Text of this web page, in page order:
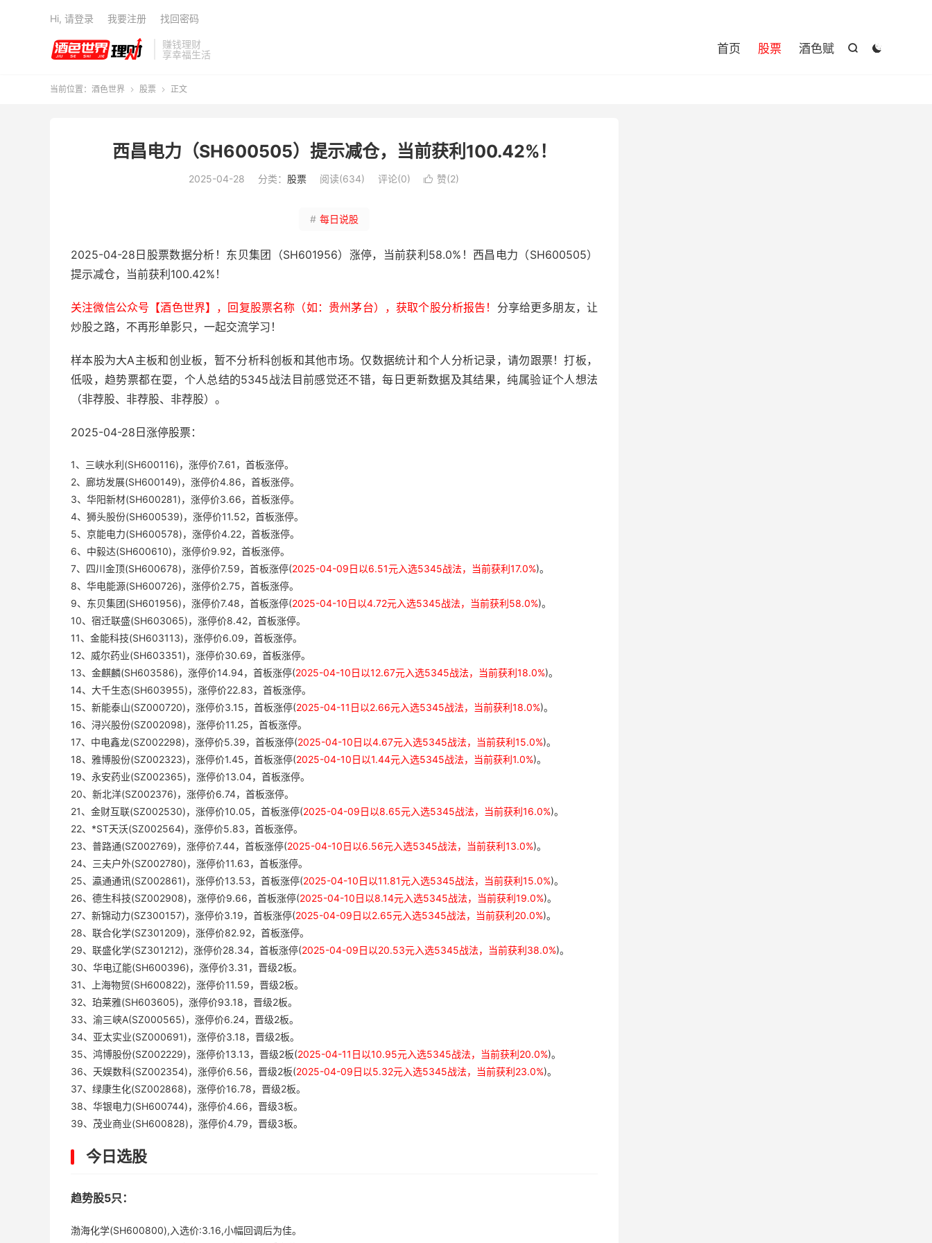
赚钱理财
享幸福生活


首页 股票 酒色赋
Hi, 请登录 我要注册 找回密码
当前位置： 酒色世界  股票  正文
西昌电力（SH600505）提示减仓，当前获利100.42%！
2025-04-28 分类： 股票 阅读(634) 评论(0)  赞(2)
# 每日说股
2025-04-28日股票数据分析！东贝集团（SH601956）涨停，当前获利58.0%！西昌电力（SH600505）
提示减仓，当前获利100.42%！
关注微信公众号【酒色世界】，回复股票名称（如：贵州茅台），获取个股分析报告！ 分享给更多朋友，让
炒股之路，不再形单影只，一起交流学习！
样本股为大A主板和创业板，暂不分析科创板和其他市场。仅数据统计和个人分析记录，请勿跟票！打板，
低吸，趋势票都在耍，个人总结的5345战法目前感觉还不错，每日更新数据及其结果，纯属验证个人想法
（非荐股、非荐股、非荐股）。
2025-04-28日涨停股票：
1、三峡水利(SH600116)，涨停价7.61，首板涨停。
2、廊坊发展(SH600149)，涨停价4.86，首板涨停。
3、华阳新材(SH600281)，涨停价3.66，首板涨停。
4、狮头股份(SH600539)，涨停价11.52，首板涨停。
5、京能电力(SH600578)，涨停价4.22，首板涨停。
6、中毅达(SH600610)，涨停价9.92，首板涨停。
7、四川金顶(SH600678)，涨停价7.59，首板涨停(2025-04-09日以6.51元入选5345战法，当前获利17.0%)。
8、华电能源(SH600726)，涨停价2.75，首板涨停。
9、东贝集团(SH601956)，涨停价7.48，首板涨停(2025-04-10日以4.72元入选5345战法，当前获利58.0%)。
10、宿迁联盛(SH603065)，涨停价8.42，首板涨停。
11、金能科技(SH603113)，涨停价6.09，首板涨停。
12、威尔药业(SH603351)，涨停价30.69，首板涨停。
13、金麒麟(SH603586)，涨停价14.94，首板涨停(2025-04-10日以12.67元入选5345战法，当前获利18.0%)。
14、大千生态(SH603955)，涨停价22.83，首板涨停。
15、新能泰山(SZ000720)，涨停价3.15，首板涨停(2025-04-11日以2.66元入选5345战法，当前获利18.0%)。
16、浔兴股份(SZ002098)，涨停价11.25，首板涨停。
17、中电鑫龙(SZ002298)，涨停价5.39，首板涨停(2025-04-10日以4.67元入选5345战法，当前获利15.0%)。
18、雅博股份(SZ002323)，涨停价1.45，首板涨停(2025-04-10日以1.44元入选5345战法，当前获利1.0%)。
19、永安药业(SZ002365)，涨停价13.04，首板涨停。
20、新北洋(SZ002376)，涨停价6.74，首板涨停。
21、金财互联(SZ002530)，涨停价10.05，首板涨停(2025-04-09日以8.65元入选5345战法，当前获利16.0%)。
22、*ST天沃(SZ002564)，涨停价5.83，首板涨停。
23、普路通(SZ002769)，涨停价7.44，首板涨停(2025-04-10日以6.56元入选5345战法，当前获利13.0%)。
24、三夫户外(SZ002780)，涨停价11.63，首板涨停。
25、瀛通通讯(SZ002861)，涨停价13.53，首板涨停(2025-04-10日以11.81元入选5345战法，当前获利15.0%)。
26、德生科技(SZ002908)，涨停价9.66，首板涨停(2025-04-10日以8.14元入选5345战法，当前获利19.0%)。
27、新锦动力(SZ300157)，涨停价3.19，首板涨停(2025-04-09日以2.65元入选5345战法，当前获利20.0%)。
28、联合化学(SZ301209)，涨停价82.92，首板涨停。
29、联盛化学(SZ301212)，涨停价28.34，首板涨停(2025-04-09日以20.53元入选5345战法，当前获利38.0%)。
30、华电辽能(SH600396)，涨停价3.31，晋级2板。
31、上海物贸(SH600822)，涨停价11.59，晋级2板。
32、珀莱雅(SH603605)，涨停价93.18，晋级2板。
33、渝三峡A(SZ000565)，涨停价6.24，晋级2板。
34、亚太实业(SZ000691)，涨停价3.18，晋级2板。
35、鸿博股份(SZ002229)，涨停价13.13，晋级2板(2025-04-11日以10.95元入选5345战法，当前获利20.0%)。
36、天娱数科(SZ002354)，涨停价6.56，晋级2板(2025-04-09日以5.32元入选5345战法，当前获利23.0%)。
37、绿康生化(SZ002868)，涨停价16.78，晋级2板。
38、华银电力(SH600744)，涨停价4.66，晋级3板。
39、茂业商业(SH600828)，涨停价4.79，晋级3板。
今日选股
趋势股5只：
渤海化学(SH600800),入选价:3.16,小幅回调后为佳。